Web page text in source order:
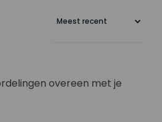
overeen met je